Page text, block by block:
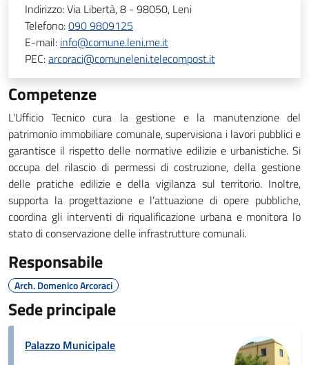
Indirizzo:Via Libertà, 8 - 98050, Leni
Telefono:090 9809125
E-mail: info@comune.leni.me.it
PEC:arcoraci@comuneleni.telecompost.it
Competenze
L'Ufficio Tecnico cura la gestione e la manutenzione del
patrimonio immobiliare comunale, supervisiona i lavori pubblici e
garantisce il rispetto delle normative edilizie e urbanistiche. Si
occupa del rilascio di permessi di costruzione, della gestione
delle pratiche edilizie e della vigilanza sul territorio. Inoltre,
supporta la progettazione e l’attuazione di opere pubbliche,
coordina gli interventi di riqualificazione urbana e monitora lo
stato di conservazione delle infrastrutture comunali.
Responsabile
Arch. Domenico Arcoraci
Sede principale
Palazzo Municipale